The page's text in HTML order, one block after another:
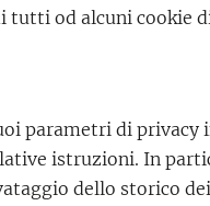
tutti od alcuni cookie
parametri di
istruzioni. In
dello storico